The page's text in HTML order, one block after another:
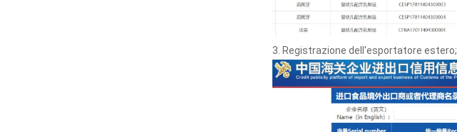
3. Registrazione dell'esportatore estero;